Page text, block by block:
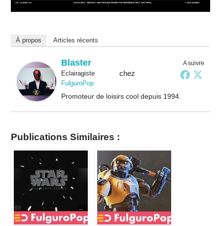
À propos Articles récents
A suivre
Blaster
Eclairagistechez
FulguroPop
Promoteur de loisirs cool depuis 1994.
Publications Similaires :